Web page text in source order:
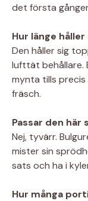
det första
Hur länge
Den håller sig
lufttät behållare.
mynta tills precis
fräsch.
Passar den här
Nej, tyvärr.
mister sin
sats och ha i
Hur många